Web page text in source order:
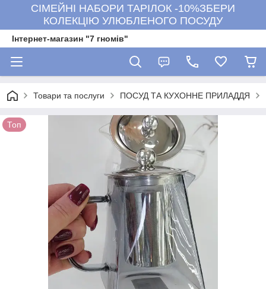
СІМЕЙНІ НАБОРИ ТАРІЛОК -10%ЗБЕРИ
КОЛЕКЦІЮ УЛЮБЛЕНОГО ПОСУДУ
Інтернет-магазин "7 гномів"
Товари та послуги ПОСУД ТА КУХОННЕ ПРИЛАДДЯ
Топ